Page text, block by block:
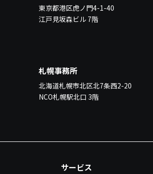
東京都港区虎ノ門4-1-40
江戸見坂森ビル 7階
札幌事務所
北海道札幌市北区北7条西2-20
NCO札幌駅北口 3階
サービス